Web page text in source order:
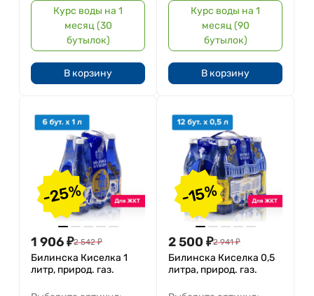
Курс воды на 1
месяц (30
бутылок)
В корзину
Курс воды на 1
месяц (90
бутылок)
В корзину
-25%
1 906₽2 542 ₽
Билинска Киселка 1
литр, природ. газ.
-15%
2 500 ₽2 941 ₽
Билинска Киселка 0,5
литра, природ. газ.